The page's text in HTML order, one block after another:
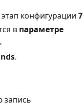
конфигурации 7
в параметре
.
запись